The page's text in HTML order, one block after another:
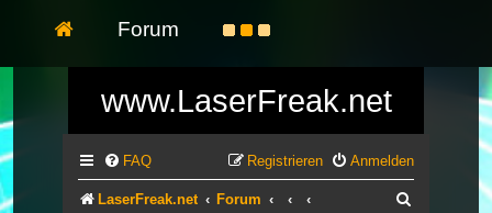
Forum
www.LaserFreak.net
FAQ Anmelden
Registrieren
LaserFreak.net Forum